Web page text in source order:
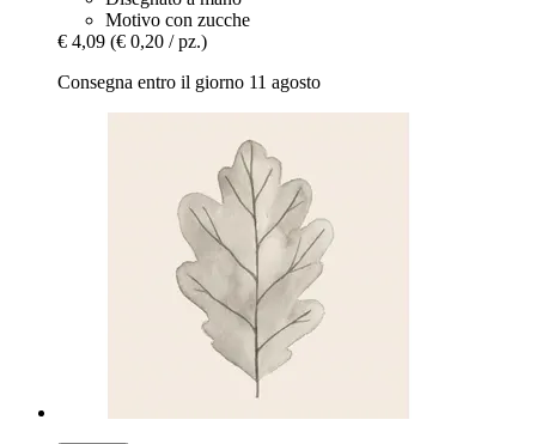
Motivo con zucche
€ 4,09 (€ 0,20 / pz.)
Consegna entro il giorno 11 agosto